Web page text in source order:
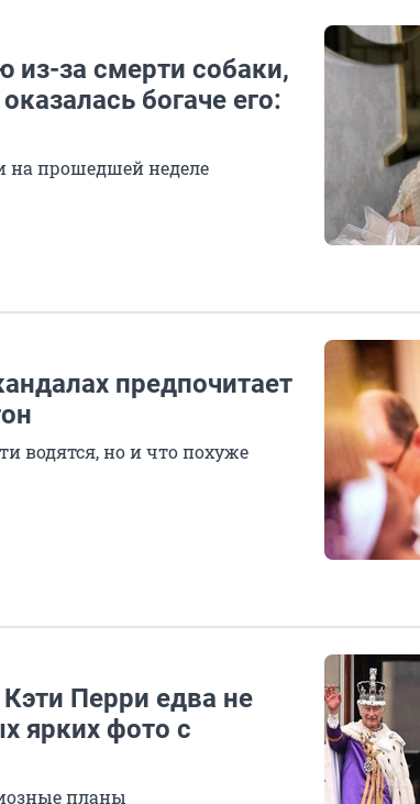
из-за смерти собаки,
богаче его:
на прошедшей неделе
предпочитает
водятся, но и что похуже
Перри едва не
ярких фото с
планы